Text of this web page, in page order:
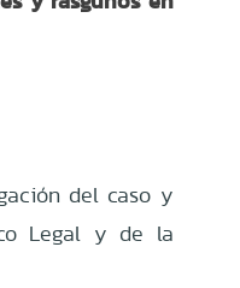
del caso y
Legal y de la